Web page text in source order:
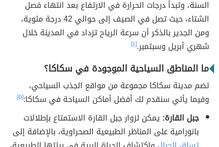
السنة، وتبدأ درجات الحرارة في الارتفاع بعد انتهاء فصل
الشتاء، حيث تصل في الصيف إلى حوالي 42 درجة مئوية،
ومن الجدير بالذكر أن سرعة الرياح تزداد في المدينة خلال
شهري أبريل وسبتمبر.[٤]
ما المناطق السياحية الموجودة في سكاكا؟
تضم مدينة سكاكا مجموعة من مواقع الجذب السياحي،
وفيما يأتي سنقدم لك أفضل أماكن السياحة في سكاكا:[٥]
جبل القارة: يمكن لزوار جبل القارة الاستمتاع بإطلالات
بانورامية على المناظر الطبيعية الصحراوية، بالإضافة إلى